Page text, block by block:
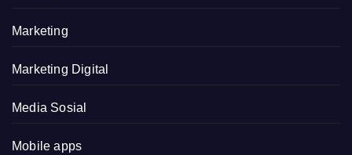
Marketing
Marketing Digital
Media Sosial
Mobile apps